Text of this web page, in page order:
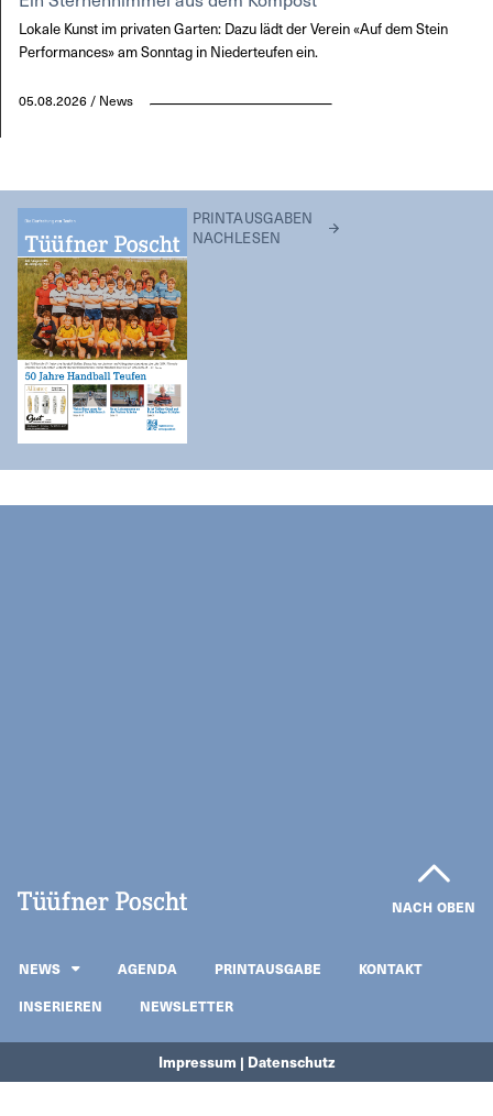
Lokale Kunst im privaten Garten: Dazu lädt der Verein «Auf dem Stein
Performances» am Sonntag in Niederteufen ein.
05.08.2026 / News
PRINTAUSGABEN
NACHLESEN
NACH OBEN
NEWS AGENDA PRINTAUSGABE
KONTAKT
INSERIEREN
NEWSLETTER
Impressum | Datenschutz